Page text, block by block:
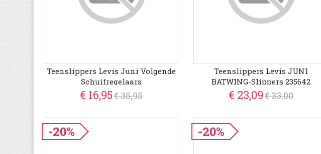
Teenslippers Levis Juni Volgende
Schuifregelaars
€ 16,95€ 35,95
Teenslippers Levis JUNI
BATWING-Slippers 235642
€ 23,09€ 33,00
-20% -20%